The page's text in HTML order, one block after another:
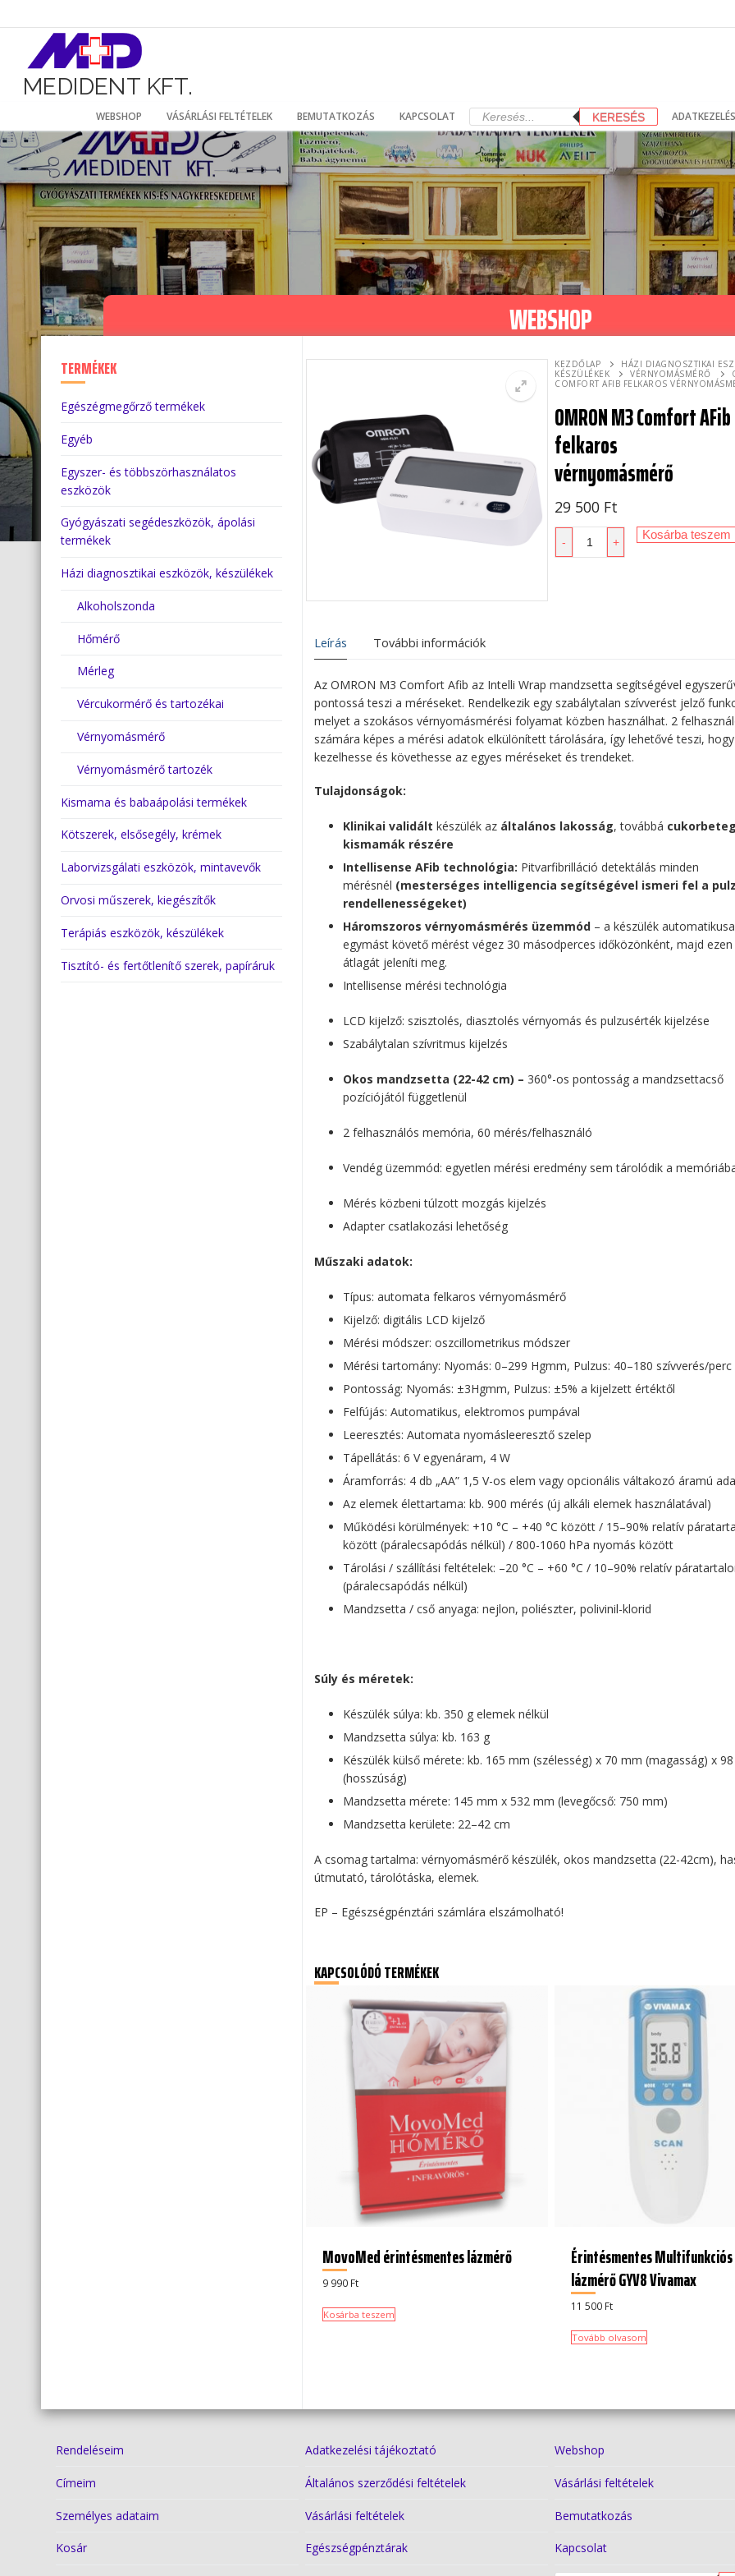
a
tartalomhoz
MEDIDENT KFT.
WEBSHOP VÁSÁRLÁSI FELTÉTELEK BEMUTATKOZÁS KAPCSOLAT Products
search KERESÉS
WEBSHOP
KEZDŐLAP
HÁZI DIAGNOSZTIKAI
KÉSZÜLÉKEK
VÉRNYOMÁSMÉRŐ
COMFORT AFIB FELKAROS
OMRON M3 Comfort AFib
felkaros
vérnyomásmérő
29 500 Ft
OMRON
M3
- +
Kosárba teszem
Leírás További információk
Az OMRON M3 Comfort Afib az Intelli Wrap mandzsetta segítségével
pontossá teszi a méréseket. Rendelkezik egy szabálytalan szívverést jelző
melyet a szokásos vérnyomásmérési folyamat közben használhat. 2
számára képes a mérési adatok elkülönített tárolására, így lehetővé teszi,
kezelhesse és követhesse az egyes méréseket és trendeket.
Tulajdonságok:
Klinikai validált készülék az általános lakosság, továbbá
kismamák részére
Intellisense AFib technológia: Pitvarfibrilláció detektálás minden
mérésnél (mesterséges intelligencia segítségével ismeri fel a
rendellenességeket)
Háromszoros vérnyomásmérés üzemmód – a készülék
egymást követő mérést végez 30 másodperces időközönként, majd
átlagát jeleníti meg.
Intellisense mérési technológia
LCD kijelző: szisztolés, diasztolés vérnyomás és pulzusérték kijelzése
Szabálytalan szívritmus kijelzés
Okos mandzsetta (22-42 cm) – 360°-os pontosság a mandzsettacső
pozíciójától függetlenül
2 felhasználós memória, 60 mérés/felhasználó
Vendég üzemmód: egyetlen mérési eredmény sem tárolódik a
Mérés közbeni túlzott mozgás kijelzés
Adapter csatlakozási lehetőség
Műszaki adatok:
Típus: automata felkaros vérnyomásmérő
Kijelző: digitális LCD kijelző
Mérési módszer: oszcillometrikus módszer
Mérési tartomány: Nyomás: 0–299 Hgmm, Pulzus: 40–180 szívverés/perc
Pontosság: Nyomás: ±3Hgmm, Pulzus: ±5% a kijelzett értéktől
Felfújás: Automatikus, elektromos pumpával
Leeresztés: Automata nyomásleeresztő szelep
Tápellátás: 6 V egyenáram, 4 W
Áramforrás: 4 db „AA” 1,5 V-os elem vagy opcionális váltakozó áramú
Az elemek élettartama: kb. 900 mérés (új alkáli elemek használatával)
Működési körülmények: +10 °C – +40 °C között / 15–90% relatív
között (páralecsapódás nélkül) / 800-1060 hPa nyomás között
Tárolási / szállítási feltételek: –20 °C – +60 °C / 10–90% relatív
(páralecsapódás nélkül)
Mandzsetta / cső anyaga: nejlon, poliészter, polivinil-klorid
Súly és méretek:
Készülék súlya: kb. 350 g elemek nélkül
Mandzsetta súlya: kb. 163 g
Készülék külső mérete: kb. 165 mm (szélesség) x 70 mm (magasság) x
(hosszúság)
Mandzsetta mérete: 145 mm x 532 mm (levegőcső: 750 mm)
Mandzsetta kerülete: 22–42 cm
A csomag tartalma: vérnyomásmérő készülék, okos mandzsetta (22-42cm),
útmutató, tárolótáska, elemek.
EP – Egészségpénztári számlára elszámolható!
KAPCSOLÓDÓ TERMÉKEK
MovoMed érintésmentes lázmérő
9 990 Ft
Kosárba teszem
Érintésmentes Multifunkciós
lázmérő GYV8 Vivamax
11 500 Ft
Tovább olvasom
TERMÉKEK
Egészégmegőrző termékek
Egyéb
Egyszer- és többszörhasználatos
eszközök
Gyógyászati segédeszközök, ápolási
termékek
Házi diagnosztikai eszközök, készülékek
Alkoholszonda
Hőmérő
Mérleg
Vércukormérő és tartozékai
Vérnyomásmérő
Vérnyomásmérő tartozék
Kismama és babaápolási termékek
Kötszerek, elsősegély, krémek
Laborvizsgálati eszközök, mintavevők
Orvosi műszerek, kiegészítők
Terápiás eszközök, készülékek
Tisztító- és fertőtlenítő szerek, papíráruk
Rendeléseim
Címeim
Személyes adataim
Kosár
Adatkezelési tájékoztató
Általános szerződési feltételek
Vásárlási feltételek
Egészségpénztárak
Webshop
Vásárlási feltételek
Bemutatkozás
Kapcsolat